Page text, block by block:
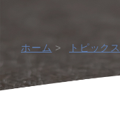
ホーム トピックス